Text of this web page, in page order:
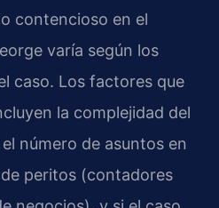
contencioso en el
varía según los
caso. Los factores que
la complejidad del
número de asuntos en
peritos (contadores